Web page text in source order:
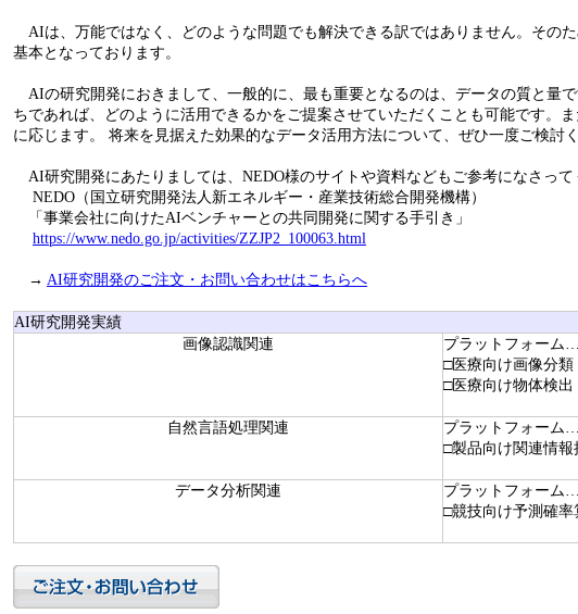
AIは、万能ではなく、どのような問題でも解決できる訳ではありません。その
基本となっております。
AIの研究開発におきまして、一般的に、最も重要となるのは、データの質と量
ちであれば、どのように活用できるかをご提案させていただくことも可能です。
に応じます。 将来を見据えた効果的なデータ活用方法について、ぜひ一度ご検討く
AI研究開発にあたりましては、NEDO様のサイトや資料などもご参考になさって
NEDO（国立研究開発法人新エネルギー・産業技術総合開発機構）
「事業会社に向けたAIベンチャーとの共同開発に関する手引き」
https://www.nedo.go.jp/activities/ZZJP2_100063.html
→ AI研究開発のご注文・お問い合わせはこちらへ
AI研究開発実績
画像認識関連
プラットフォーム
□医療向け画像分類
□医療向け物体検出
自然言語処理関連
プラットフォーム
□製品向け関連情報
データ分析関連
プラットフォーム
□競技向け予測確率